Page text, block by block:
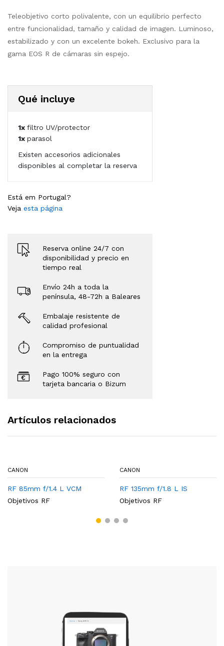
Teleobjetivo corto polivalente, con un equilibrio perfecto
entre funcionalidad, tamaño y calidad de imagen. Luminoso,
estabilizado y con un excelente bokeh. Exclusivo para la
gama EOS R de cámaras sin espejo.
Reserva online 24/7 con
disponibilidad y precio en
tiempo real
Envío 24h a toda la
península, 48-72h a Baleares
Embalaje resistente de
calidad profesional
Compromiso de puntualidad
en la entrega
Pago 100% seguro con
tarjeta bancaria o Bizum
Está em Portugal?
Veja esta página
Qué incluye
1x filtro UV/protector
1x parasol
Existen accesorios adicionales
disponibles al completar la reserva
Artículos relacionados
CANON
RF 85mm f/1.4 L VCM
Objetivos RF
CANON
RF 135mm f/1.8 L IS
Objetivos RF